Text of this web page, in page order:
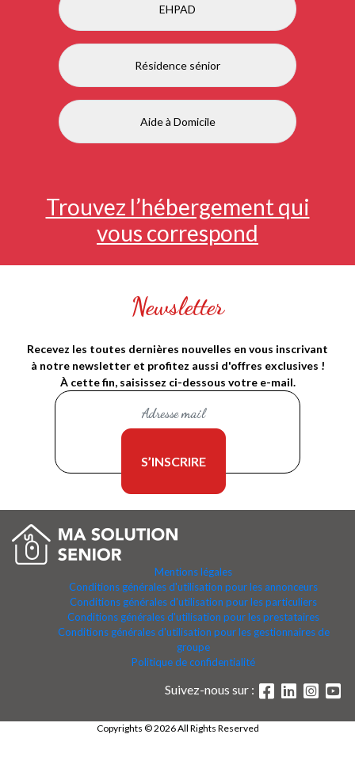
EHPAD
Résidence sénior
Aide à Domicile
Trouvez l’hébergement qui
vous correspond
Newsletter
Recevez les toutes dernières nouvelles en vous inscrivant
à notre newsletter et profitez aussi d'offres exclusives !
À cette fin, saisissez ci-dessous votre e-mail.
Mentions légales
Conditions générales d'utilisation pour les annonceurs
Conditions générales d'utilisation pour les particuliers
Conditions générales d'utilisation pour les prestataires
Conditions générales d'utilisation pour les gestionnaires de
groupe
Politique de confidentialité
Suivez-nous sur :
Copyrights © 2026 All Rights Reserved